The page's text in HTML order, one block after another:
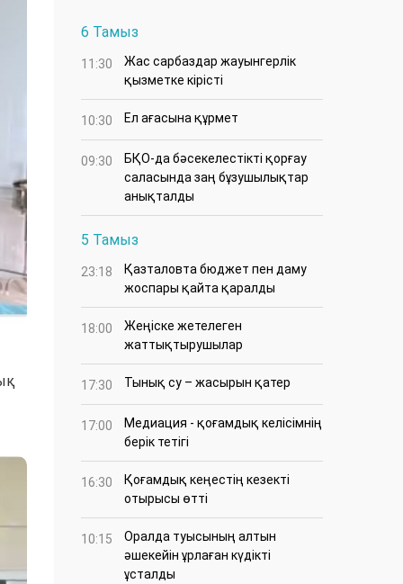
6 Тамыз
11:30
Жас сарбаздар жауынгерлік
қызметке кірісті
10:30 Ел ағасына құрмет
09:30
БҚО-да бәсекелестікті қорғау
саласында заң бұзушылықтар
анықталды
5 Тамыз
23:18
Қазталовта бюджет пен даму
жоспары қайта қаралды
18:00
Жеңіске жетелеген
жаттықтырушылар
17:30 Тынық су – жасырын қатер
17:00
Медиация - қоғамдық келісімнің
берік тетігі
16:30
Қоғамдық кеңестің кезекті
отырысы өтті
10:15
Оралда туысының алтын
әшекейін ұрлаған күдікті
ұсталды